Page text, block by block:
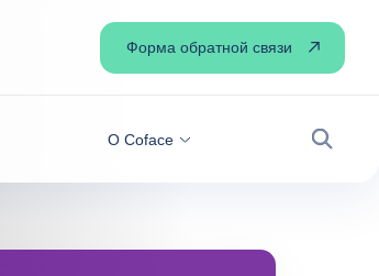
О Coface
Поиск
Форма обратной связи